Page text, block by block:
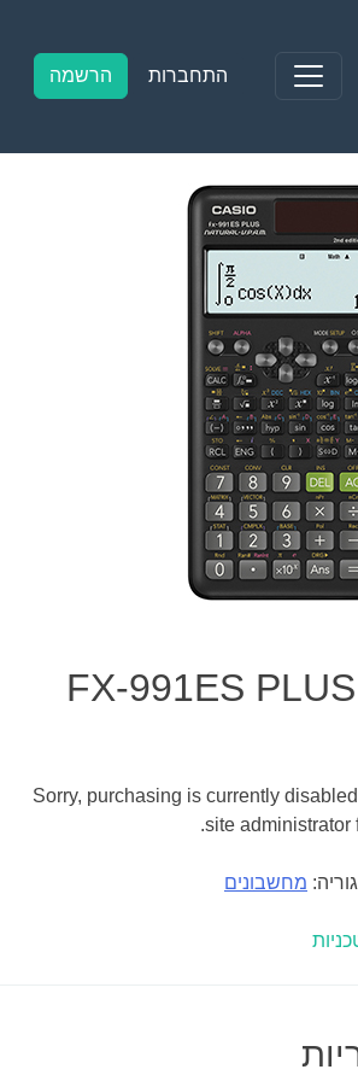
התחברות הרשמה
קסיו מדעי FX-991ES PLUS
Sorry, purchasing is currently
site administrator
מחשבונים